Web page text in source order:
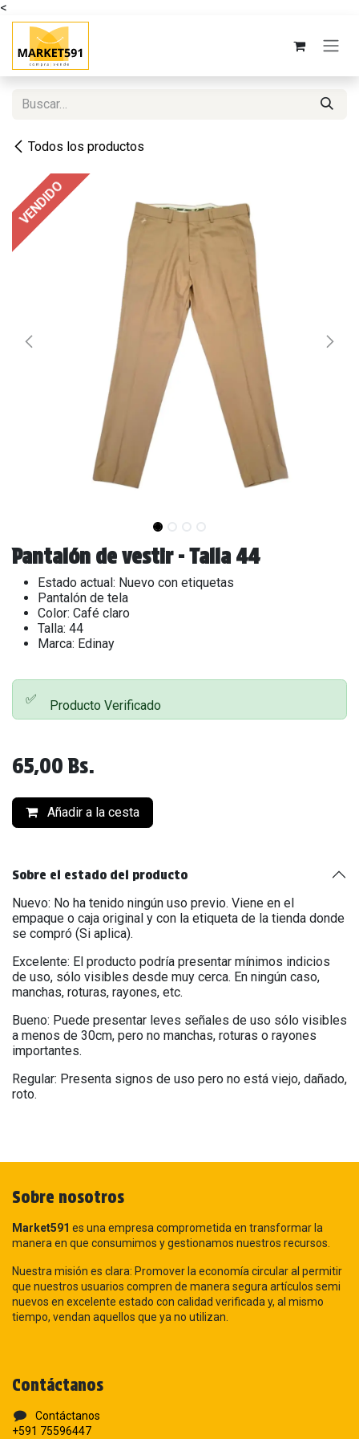
<
Ir al contenido
Todos los productos
VENDIDO
Pantalón de vestir - Talla 44
Estado actual: Nuevo con etiquetas
Pantalón de tela
Color: Café claro
Talla: 44
Marca: Edinay
✅ Producto Verificado
65,00 Bs.
Añadir a la cesta
Sobre el estado del producto
Nuevo: No ha tenido ningún uso previo. Viene en el
empaque o caja original y con la etiqueta de la tienda donde
se compró (Si aplica).
Excelente: El producto podría presentar mínimos indicios
de uso, sólo visibles desde muy cerca. En ningún caso,
manchas, roturas, rayones, etc.
Bueno: Puede presentar leves señales de uso sólo visibles
a menos de 30cm, pero no manchas, roturas o rayones
importantes.
Regular: Presenta signos de uso pero no está viejo, dañado,
roto.
Sobre nosotros
Market591 es una empresa comprometida en transformar la
manera en que consumimos y gestionamos nuestros recursos.
Nuestra misión es clara: Promover la economía circular al permitir
que nuestros usuarios compren de manera segura artículos semi
nuevos en excelente estado con calidad verificada y, al mismo
tiempo, vendan aquellos que ya no utilizan.
Contáctanos
Contáctanos
+591 75596447